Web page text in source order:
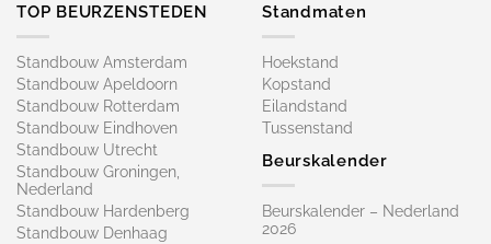
TOP BEURZENSTEDEN
Standbouw Amsterdam
Standbouw Apeldoorn
Standbouw Rotterdam
Standbouw Eindhoven
Standbouw Utrecht
Standbouw Groningen,
Nederland
Standbouw Hardenberg
Standbouw Denhaag
Standmaten
Hoekstand
Kopstand
Eilandstand
Tussenstand
Beurskalender
Beurskalender – Nederland
2026